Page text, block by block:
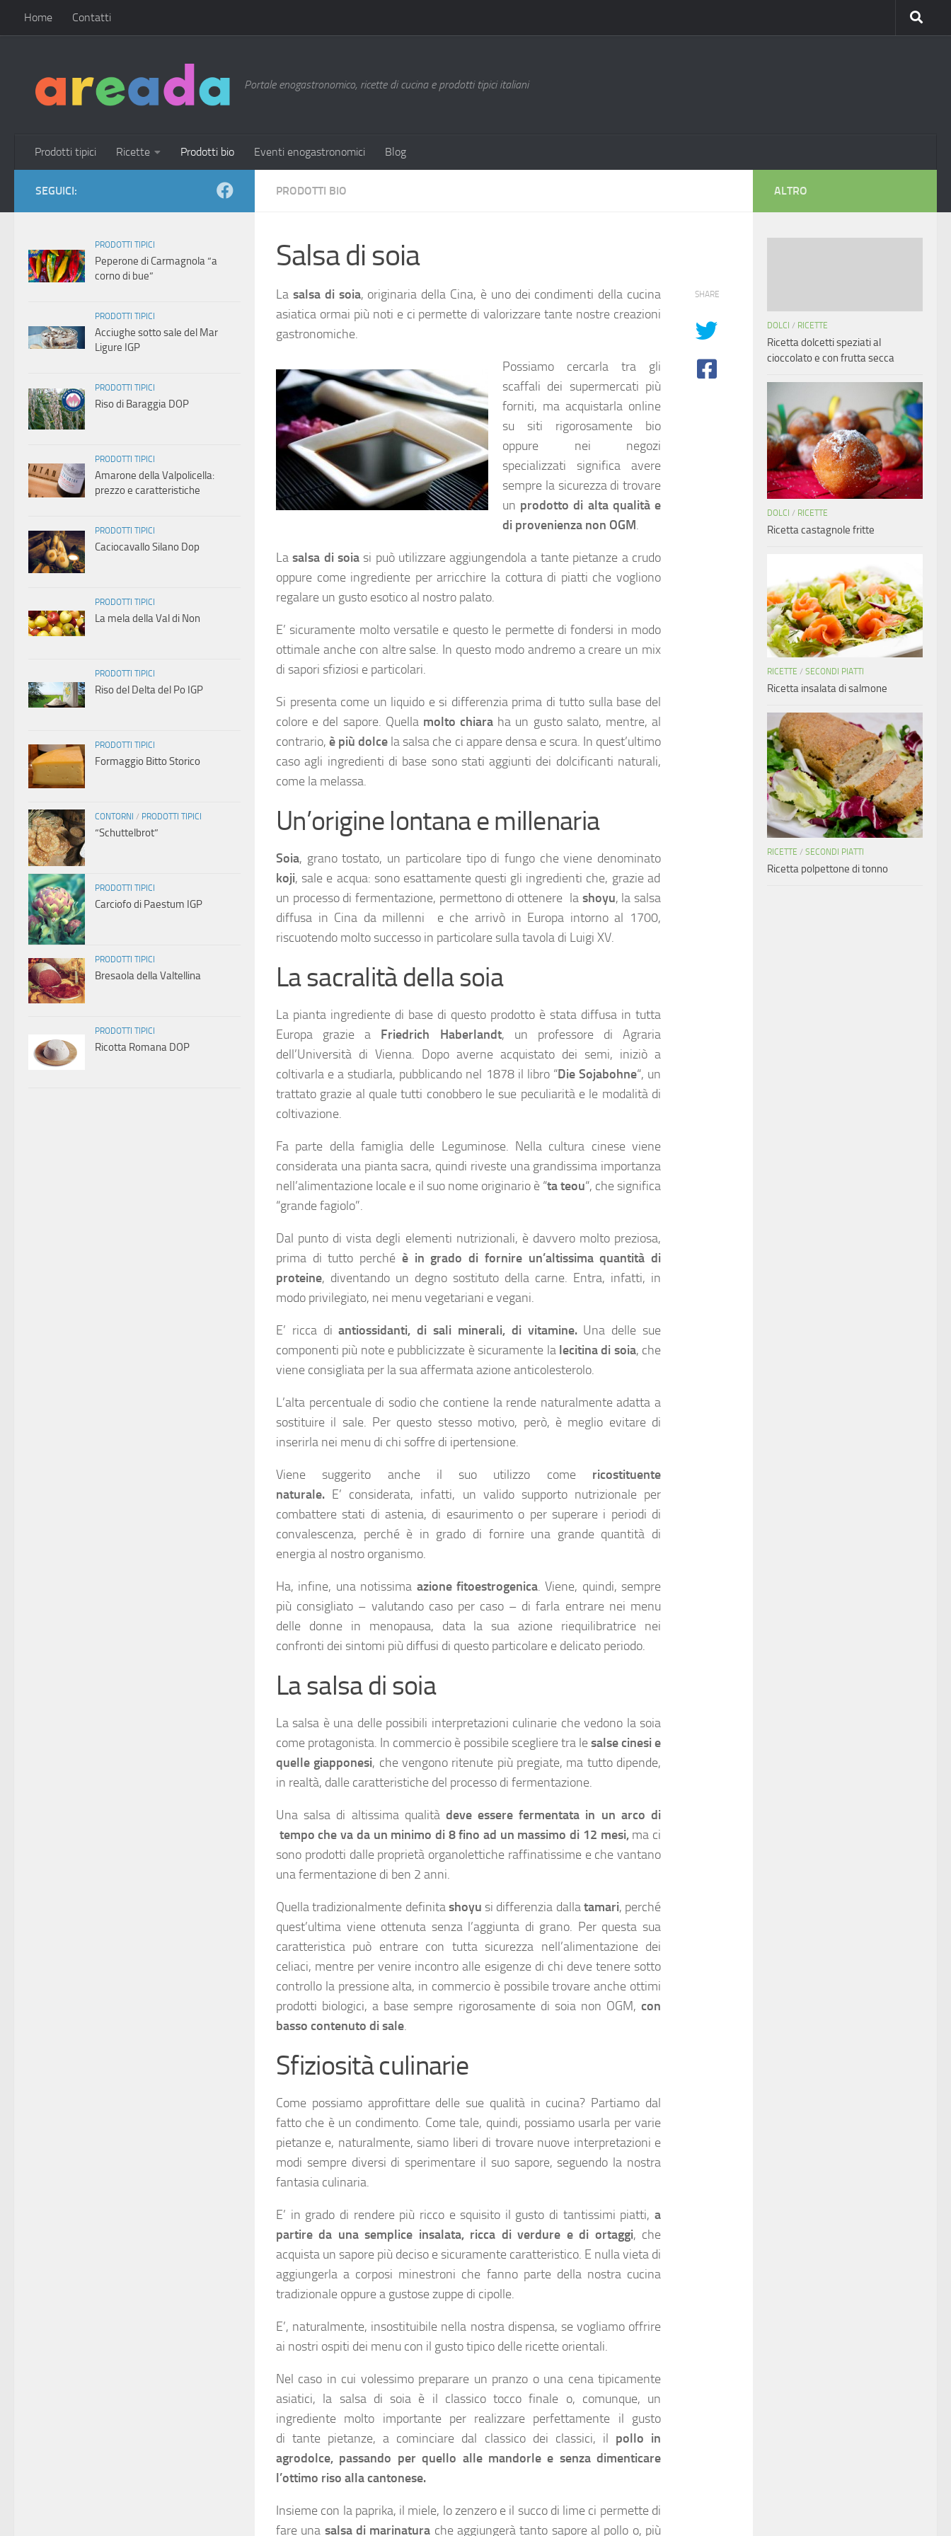
Sotto il contenuto
Home Contatti
Portale enogastronomico, ricette di cucina e prodotti tipici italiani
Prodotti tipici Ricette Prodotti bio Eventi enogastronomici Blog
PRODOTTI BIO
Salsa di soia
La salsa di soia, originaria della Cina, è uno dei condimenti della cucina
asiatica ormai più noti e ci permette di valorizzare tante nostre creazioni
gastronomiche.
Possiamo cercarla tra gli
scaffali dei supermercati più
forniti, ma acquistarla online
su siti rigorosamente bio
oppure nei negozi
specializzati significa avere
sempre la sicurezza di trovare
un prodotto di alta qualità e
di provenienza non OGM.
Lasalsa di soia si può utilizzare aggiungendola a tante pietanze a crudo
oppure come ingrediente per arricchire la cottura di piatti che vogliono
regalare un gusto esotico al nostro palato.
E’ sicuramente molto versatile e questo le permette di fondersi in modo
ottimale anche con altre salse. In questo modo andremo a creare un mix
di sapori sfiziosi e particolari.
Si presenta come un liquido e si differenzia prima di tutto sulla base del
colore e del sapore. Quella molto chiara ha un gusto salato, mentre, al
contrario,è più dolce la salsa che ci appare densa e scura. In quest’ultimo
caso agli ingredienti di base sono stati aggiunti dei dolcificanti naturali,
come la melassa.
Un’origine lontana e millenaria
Soia, grano tostato, un particolare tipo di fungo che viene denominato
koji, sale e acqua: sono esattamente questi gli ingredienti che, grazie ad
un processo di fermentazione, permettono di ottenere la shoyu, la salsa
diffusa in Cina da millenni e che arrivò in Europa intorno al 1700,
riscuotendo molto successo in particolare sulla tavola di Luigi XV.
La sacralità della soia
La pianta ingrediente di base di questo prodotto è stata diffusa in tutta
Europa grazie a Friedrich Haberlandt, un professore di Agraria
dell’Università di Vienna. Dopo averne acquistato dei semi, iniziò a
coltivarla e a studiarla, pubblicando nel 1878 il libro “Die Sojabohne“, un
trattato grazie al quale tutti conobbero le sue peculiarità e le modalità di
coltivazione.
Fa parte della famiglia delle Leguminose. Nella cultura cinese viene
considerata una pianta sacra, quindi riveste una grandissima importanza
nell’alimentazione locale e il suo nome originario è “ta teou“, che significa
“grande fagiolo”.
Dal punto di vista degli elementi nutrizionali, è davvero molto preziosa,
prima di tutto perché è in grado di fornire un’altissima quantità di
proteine, diventando un degno sostituto della carne. Entra, infatti, in
modo privilegiato, nei menu vegetariani e vegani.
E’ ricca diantiossidanti, di sali minerali, di vitamine.Una delle sue
componenti più note e pubblicizzate è sicuramente la lecitina di soia, che
viene consigliata per la sua affermata azione anticolesterolo.
L’alta percentuale di sodio che contiene la rende naturalmente adatta a
sostituire il sale. Per questo stesso motivo, però, è meglio evitare di
inserirla nei menu di chi soffre di ipertensione.
Viene suggerito anche il suo utilizzo come ricostituente
naturale. E’ considerata, infatti, un valido supporto nutrizionale per
combattere stati di astenia, di esaurimento o per superare i periodi di
convalescenza, perché è in grado di fornire una grande quantità di
energia al nostro organismo.
Ha, infine, una notissima azione fitoestrogenica. Viene, quindi, sempre
più consigliato – valutando caso per caso – di farla entrare nei menu
delle donne in menopausa, data la sua azione riequilibratrice nei
confronti dei sintomi più diffusi di questo particolare e delicato periodo.
La salsa di soia
La salsa è una delle possibili interpretazioni culinarie che vedono la soia
come protagonista. In commercio è possibile scegliere tra lesalse cinesi e
quelle giapponesi, che vengono ritenute più pregiate, ma tutto dipende,
in realtà, dalle caratteristiche del processo di fermentazione.
Una salsa di altissima qualità deve essere fermentata in un arco di
tempo che va da un minimo di 8 fino ad un massimo di 12 mesi,ma ci
sono prodotti dalle proprietà organolettiche raffinatissime e che vantano
una fermentazione di ben 2 anni.
Quella tradizionalmente definitashoyu si differenzia dallatamari, perché
quest’ultima viene ottenuta senza l’aggiunta di grano. Per questa sua
caratteristica può entrare con tutta sicurezza nell’alimentazione dei
celiaci, mentre per venire incontro alle esigenze di chi deve tenere sotto
controllo la pressione alta, in commercio è possibile trovare anche ottimi
prodotti biologici, a base sempre rigorosamente di soia non OGM, con
basso contenuto di sale.
Sfiziosità culinarie
Come possiamo approfittare delle sue qualità in cucina? Partiamo dal
fatto che è un condimento. Come tale, quindi, possiamo usarla per varie
pietanze e, naturalmente, siamo liberi di trovare nuove interpretazioni e
modi sempre diversi di sperimentare il suo sapore, seguendo la nostra
fantasia culinaria.
E’ in grado di rendere più ricco e squisito il gusto di tantissimi piatti, a
partire da una semplice insalata, ricca di verdure e di ortaggi, che
acquista un sapore più deciso e sicuramente caratteristico. E nulla vieta di
aggiungerla a corposi minestroni che fanno parte della nostra cucina
tradizionale oppure a gustose zuppe di cipolle.
E’, naturalmente, insostituibile nella nostra dispensa, se vogliamo offrire
ai nostri ospiti dei menu con il gusto tipico delle ricette orientali.
Nel caso in cui volessimo preparare un pranzo o una cena tipicamente
asiatici, la salsa di soia è il classico tocco finale o, comunque, un
ingrediente molto importante per realizzare perfettamente il gusto
di tante pietanze, a cominciare dal classico dei classici, il pollo in
agrodolce, passando per quello alle mandorle e senza dimenticare
l’ottimo riso alla cantonese.
Insieme con la paprika, il miele, lo zenzero e il succo di lime ci permette di
fare una salsa di marinatura che aggiungerà tanto sapore al pollo o, più
SHARE
SEGUICI:
PRODOTTI TIPICI
Peperone di Carmagnola “a
corno di bue”
PRODOTTI TIPICI
Acciughe sotto sale del Mar
Ligure IGP
PRODOTTI TIPICI
Riso di Baraggia DOP
PRODOTTI TIPICI
Amarone della Valpolicella:
prezzo e caratteristiche
PRODOTTI TIPICI
Caciocavallo Silano Dop
PRODOTTI TIPICI
La mela della Val di Non
PRODOTTI TIPICI
Riso del Delta del Po IGP
PRODOTTI TIPICI
Formaggio Bitto Storico
CONTORNI / PRODOTTI TIPICI
“Schuttelbrot”
PRODOTTI TIPICI
Carciofo di Paestum IGP
PRODOTTI TIPICI
Bresaola della Valtellina
PRODOTTI TIPICI
Ricotta Romana DOP
ALTRO
DOLCI / RICETTE
Ricetta dolcetti speziati al
cioccolato e con frutta secca
DOLCI / RICETTE
Ricetta castagnole fritte
RICETTE / SECONDI PIATTI
Ricetta insalata di salmone
RICETTE / SECONDI PIATTI
Ricetta polpettone di tonno